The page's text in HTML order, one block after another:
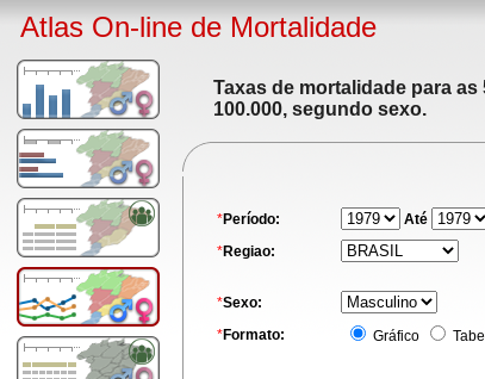
Atlas On-line de Mortalidade
Taxas de mortalidade para
100.000, segundo sexo.
*Período:
Até
*Regiao:
*Sexo:
*Formato: Gráfico